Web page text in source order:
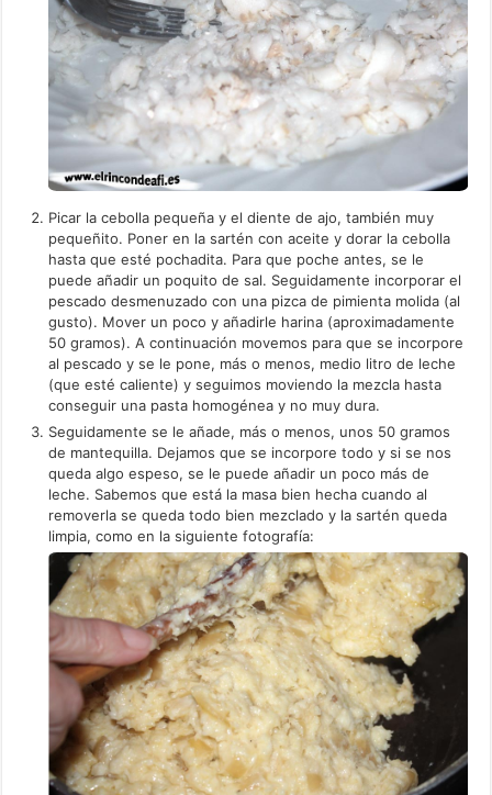
Picar la cebolla pequeña y el diente de ajo, también muy
pequeñito. Poner en la sartén con aceite y dorar la cebolla
hasta que esté pochadita. Para que poche antes, se le
puede añadir un poquito de sal. Seguidamente incorporar el
pescado desmenuzado con una pizca de pimienta molida (al
gusto). Mover un poco y añadirle harina (aproximadamente
50 gramos). A continuación movemos para que se incorpore
al pescado y se le pone, más o menos, medio litro de leche
(que esté caliente) y seguimos moviendo la mezcla hasta
conseguir una pasta homogénea y no muy dura.
Seguidamente se le añade, más o menos, unos 50 gramos
de mantequilla. Dejamos que se incorpore todo y si se nos
queda algo espeso, se le puede añadir un poco más de
leche. Sabemos que está la masa bien hecha cuando al
removerla se queda todo bien mezclado y la sartén queda
limpia, como en la siguiente fotografía: